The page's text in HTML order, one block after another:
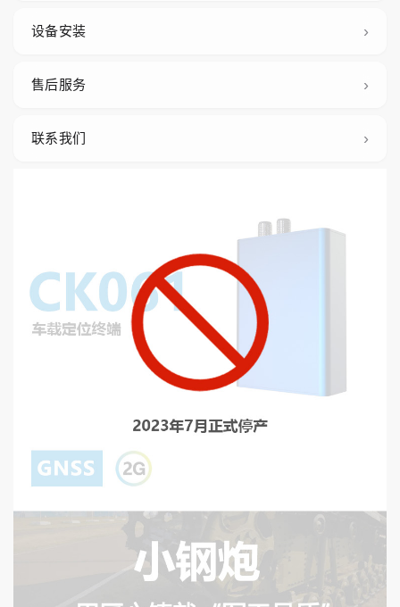
设备安装
售后服务
联系我们